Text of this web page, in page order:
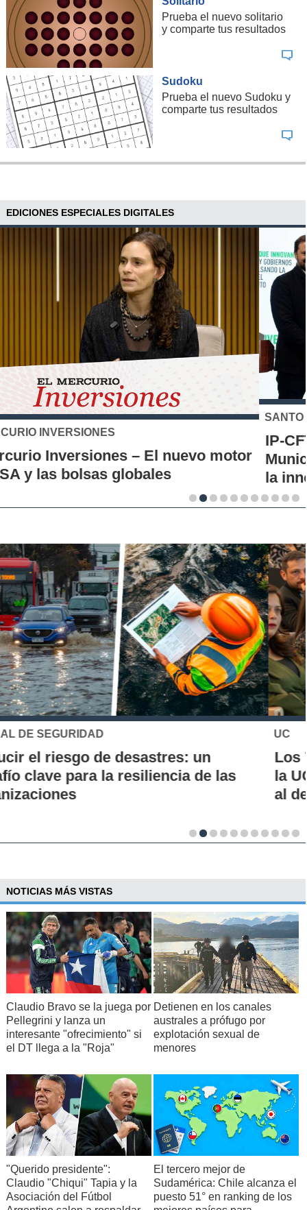
Prueba el nuevo solitario
y comparte tus resultados
Sudoku
Prueba el nuevo Sudoku y
comparte tus resultados
EDICIONES ESPECIALES DIGITALES
SANTO TOMÁS
IP-CFT Santo Tomás y Red de Hubs
Municipales firman alianza para impulsar
la innovación en los territorios
UC
Los 70 años de la Carrera de Química de
la UC: Conoce su historia, hitos y aporte
al desarrollo científico del país
NOTICIAS MÁS VISTAS
Claudio Bravo se la juega por
Pellegrini y lanza un
interesante "ofrecimiento" si
el DT llega a la "Roja"
Detienen en los canales
australes a prófugo por
explotación sexual de
menores
"Querido presidente":
Claudio "Chiqui" Tapia y la
Asociación del Fútbol
El tercero mejor de
Sudamérica: Chile alcanza el
puesto 51° en ranking de los